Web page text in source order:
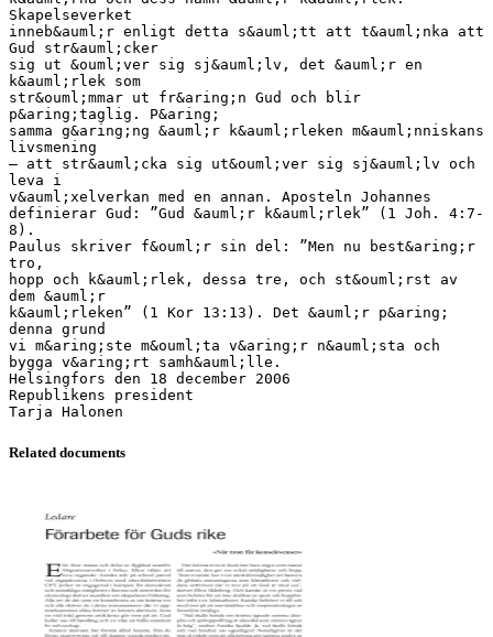
Skapelseverket
inneb&auml;r enligt detta s&auml;tt att t&auml;nka att
Gud str&auml;cker
sig ut &ouml;ver sig sj&auml;lv, det &auml;r en
k&auml;rlek som
str&ouml;mmar ut fr&aring;n Gud och blir
p&aring;taglig. P&aring;
samma g&aring;ng &auml;r k&auml;rleken m&auml;nniskans
livsmening
– att str&auml;cka sig ut&ouml;ver sig sj&auml;lv och
leva i
v&auml;xelverkan med en annan. Aposteln Johannes
definierar Gud: ”Gud &auml;r k&auml;rlek” (1 Joh. 4:7-
8).
Paulus skriver f&ouml;r sin del: ”Men nu best&aring;r
tro,
hopp och k&auml;rlek, dessa tre, och st&ouml;rst av
dem &auml;r
k&auml;rleken” (1 Kor 13:13). Det &auml;r p&aring;
denna grund
vi m&aring;ste m&ouml;ta v&aring;r n&auml;sta och
bygga v&aring;rt samh&auml;lle.
Helsingfors den 18 december 2006
Republikens president
Related documents